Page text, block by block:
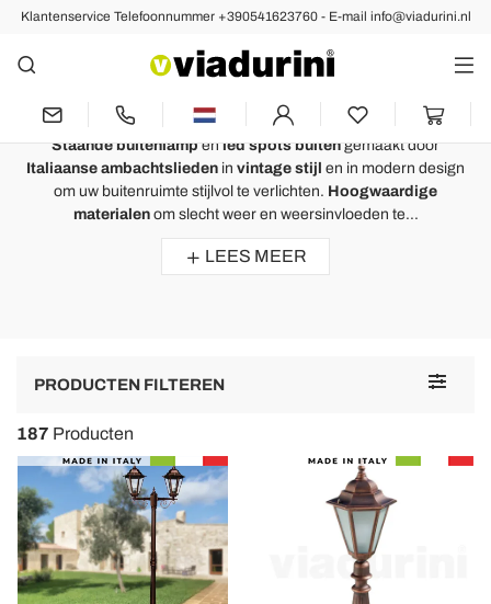
Klantenservice Telefoonnummer +390541623760 - E-mail info@viadurini.nl
Staande Buitenlamp en Led Spots
Buiten voor een Design Tuin
Staande buitenlampenled spots buitengemaakt door
Italiaanse ambachtslieden in vintage stijl en in modern design
om uw buitenruimte stijlvol te verlichten. Hoogwaardige
materialenom slecht weer en weersinvloeden te...
LEES MEER
Toggle
PRODUCTEN FILTEREN
187 Producten